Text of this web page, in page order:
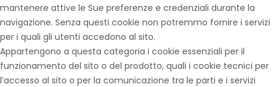
mantenere attive le Sue preferenze e credenziali durante la
navigazione. Senza questi cookie non potremmo fornire i servizi
per i quali gli utenti accedono al sito.
Appartengono a questa categoria i cookie essenziali per il
funzionamento del sito o del prodotto, quali i cookie tecnici per
l’accesso al sito o per la comunicazione tra le parti e i servizi